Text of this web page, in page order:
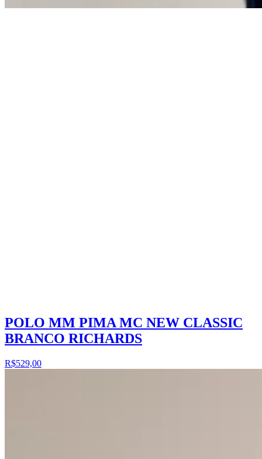
POLO MM PIMA MC NEW CLASSIC
BRANCO RICHARDS
R$529,00